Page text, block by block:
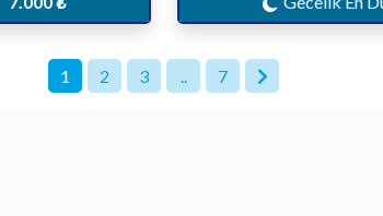
1 2 3 .. 7